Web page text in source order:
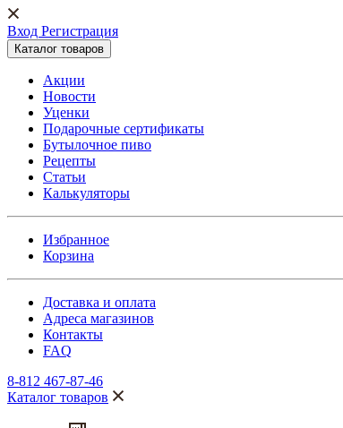
Вход Регистрация
Каталог товаров
Акции
Новости
Уценки
Подарочные сертификаты
Бутылочное пиво
Рецепты
Статьи
Калькуляторы
Избранное
Корзина
Доставка и оплата
Адреса магазинов
Контакты
FAQ
8-812 467-87-46
Каталог товаров